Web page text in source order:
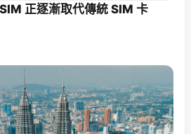
正逐漸取代傳統 SIM 卡